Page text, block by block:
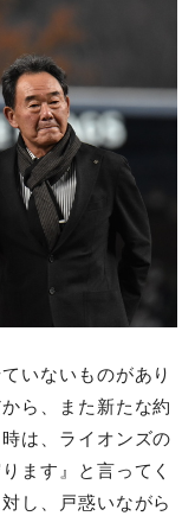
いないものがあり
ら、また新たな約
は、ライオンズの
ます』と言ってく
し、戸惑いながら